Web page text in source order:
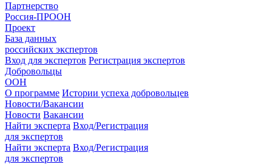
Партнерство
Россия-ПРООН
Проект
База данных
российских экспертов
Вход для экспертов Регистрация экспертов
Добровольцы
ООН
О программе Истории успеха добровольцев
Новости/Вакансии
Новости Вакансии
Найти эксперта Вход/Регистрация
для экспертов
Найти эксперта Вход/Регистрация
для экспертов